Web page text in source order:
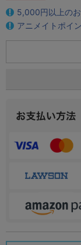
5,000円以上の
アニメイトポイ